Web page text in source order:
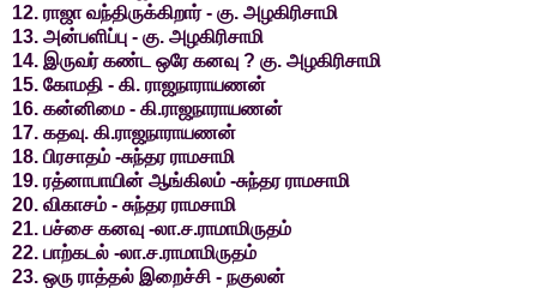
12. ராஜா வந்திருக்கிறார் - கு. அழகிரிசாமி
13. அன்பளிப்பு - கு. அழகிரிசாமி
14. இருவர் கண்ட ஒரே கனவு ? கு. அழகிரிசாமி
15. கோமதி - கி. ராஜநாராயணன்
16. கன்னிமை - கி.ராஜநாராயணன்
17. கதவு. கி.ராஜநாராயணன்
18. பிரசாதம் -சுந்தர ராமசாமி
19. ரத்னாபாயின் ஆங்கிலம் -சுந்தர ராமசாமி
20. விகாசம் - சுந்தர ராமசாமி
21. பச்சை கனவு -லா.ச.ராமாமிருதம்
22. பாற்கடல் -லா.ச.ராமாமிருதம்
23. ஒரு ராத்தல் இறைச்சி - நகுலன்